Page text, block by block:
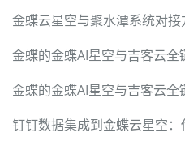
金蝶云星空与聚水潭系统对接
金蝶的金蝶AI星空与吉客云全
金蝶的金蝶AI星空与吉客云全
钉钉数据集成到金蝶云星空